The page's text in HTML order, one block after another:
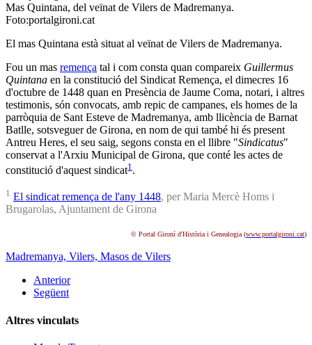
Mas Quintana, del veïnat de Vilers de Madremanya.
Foto:portalgironi.cat
El mas Quintana està situat al veïnat de Vilers de Madremanya.
Fou un mas remença tal i com consta quan compareix Guillermus
Quintana en la constitució del Sindicat Remença, el dimecres 16
d'octubre de 1448 quan en Presència de Jaume Coma, notari, i altres
testimonis, són convocats, amb repic de campanes, els homes de la
parròquia de Sant Esteve de Madremanya, amb llicència de Barnat
Batlle, sotsveguer de Girona, en nom de qui també hi és present
Antreu Heres, el seu saig, segons consta en el llibre "Sindicatus"
conservat a l'Arxiu Municipal de Girona, que conté les actes de
constitució d'aquest sindicat1 .
1 El sindicat remença de l'any 1448, per Maria Mercè Homs i
Brugarolas, Ajuntament de Girona
© Portal Gironí d'Història i Genealogia (www.portalgironi.cat)
Madremanya, Vilers, Masos de Vilers
Anterior
Següent
Altres vinculats